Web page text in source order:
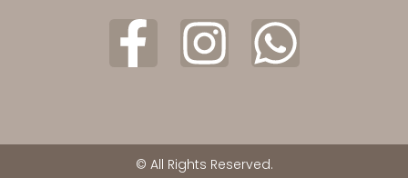
© All Rights Reserved.